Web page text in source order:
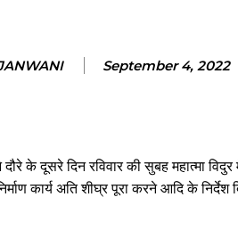
September 4, 2022
दौरे के दूसरे दिन रविवार की सुबह महात्मा
कार्य अति शीघ्र पूरा करने आदि के निर्देश